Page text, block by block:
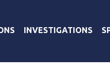
INVESTIGATIONS